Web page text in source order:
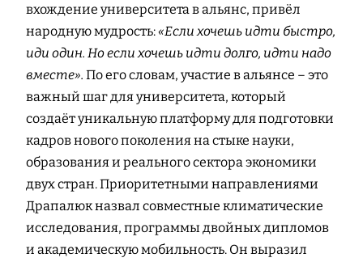
вхождение университета в альянс, привёл
народную мудрость:«Если хочешь идти быстро,
иди один. Но если хочешь идти долго, идти надо
вместе». По его словам, участие в альянсе – это
важный шаг для университета, который
создаёт уникальную платформу для подготовки
кадров нового поколения на стыке науки,
образования и реального сектора экономики
двух стран. Приоритетными направлениями
Драпалюк назвал совместные климатические
исследования, программы двойных дипломов
и академическую мобильность. Он выразил